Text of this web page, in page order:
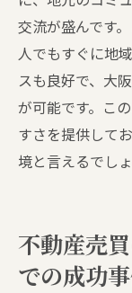
交流が盛んです
人でもすぐに地
スも良好で、大
が可能です。こ
すさを提供して
境と言えるでしょ
不動産売
での成功